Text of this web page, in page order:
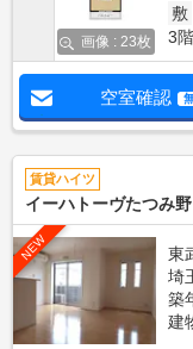
画像 : 23枚
敷
3階
空室確認
賃貸ハイツ
イーハトーヴたつみ野
NEW
東
埼
築
建